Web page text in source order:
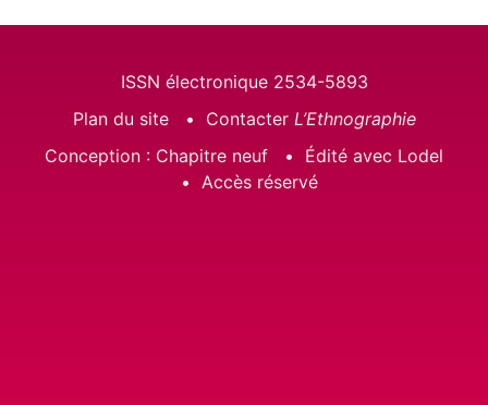
ISSN électronique 2534-5893
Plan du site
Contacter L’Ethnographie
Conception : Chapitre neuf
Édité avec Lodel
Accès réservé